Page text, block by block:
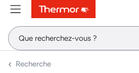
ContenuMenuRecherche
Recherche